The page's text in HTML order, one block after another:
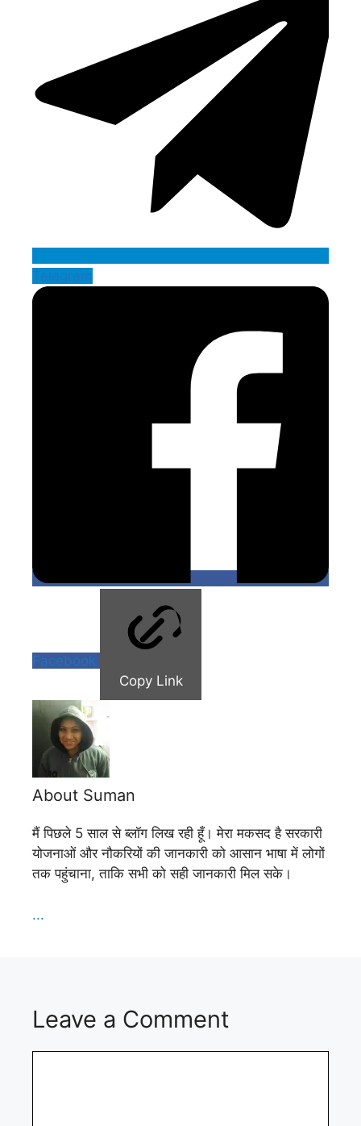
Telegram
Facebook
Copy Link
About Suman
मैं पिछले 5 साल से ब्लॉग लिख रही हूँ। मेरा मकसद है सरकारी
योजनाओं और नौकरियों की जानकारी को आसान भाषा में लोगों
तक पहुंचाना, ताकि सभी को सही जानकारी मिल सके।
...
Leave a Comment